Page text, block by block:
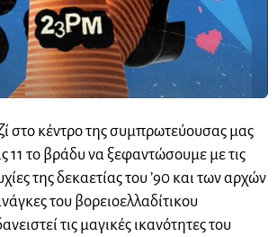
στο κέντρο της συμπρωτεύουσας μας
11 το βράδυ να ξεφαντώσουμε με τις
της δεκαετίας του ’90 και των αρχών
του βορειοελλαδίτικου
τις μαγικές ικανότητες του